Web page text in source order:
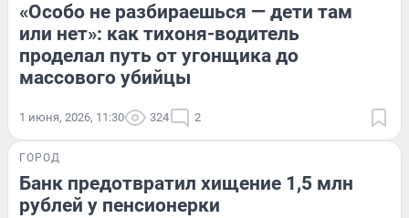
«Особо не разбираешься — дети там
или нет»: как тихоня-водитель
проделал путь от угонщика до
массового убийцы
1 июня, 2026, 11:30 324 2
ГОРОД
Банк предотвратил хищение 1,5 млн
рублей у пенсионерки